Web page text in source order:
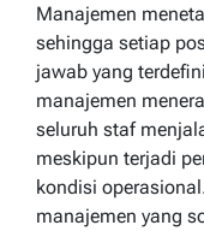
Manajemen
sehingga setiap
jawab yang
manajemen
seluruh staf
meskipun terjadi
kondisi
manajemen yang